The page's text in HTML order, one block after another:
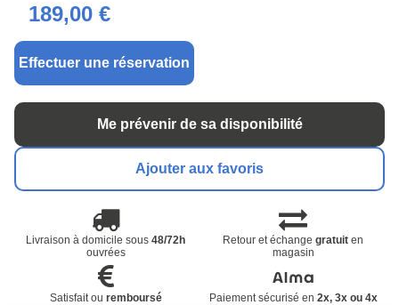
189,00 €
Effectuer une réservation
Me prévenir de sa disponibilité
Ajouter aux favoris
Livraison à domicile sous48/72h
ouvrées
Retour et échangegratuit en
magasin
Satisfait ou remboursé Paiement sécurisé en 2x, 3x ou 4x